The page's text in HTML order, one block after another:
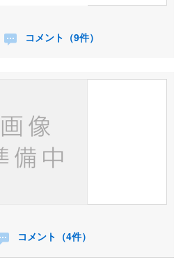
コメント（9件）
コメント（4件）